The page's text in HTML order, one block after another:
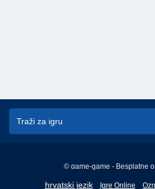
© game-game - Besplatne
hrvatski jezik
English
Igre Online